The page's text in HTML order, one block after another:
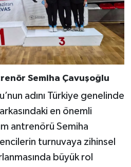
Semiha Çavuşoğlu
adını Türkiye genelinde
en önemli
antrenörü Semiha
turnuvaya zihinsel
büyük rol